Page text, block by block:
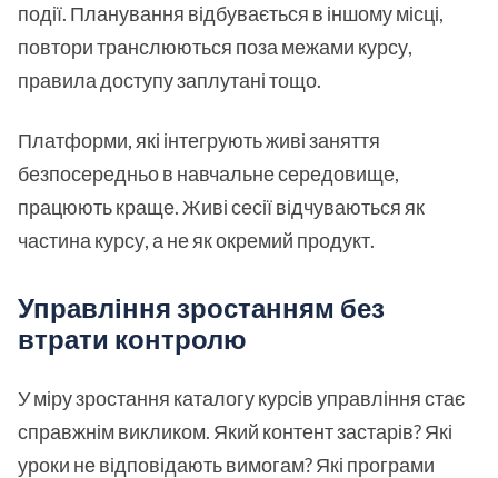
події. Планування відбувається в іншому місці,
повтори транслюються поза межами курсу,
правила доступу заплутані тощо.
Платформи, які інтегрують живі заняття
безпосередньо в навчальне середовище,
працюють краще. Живі сесії відчуваються як
частина курсу, а не як окремий продукт.
Управління зростанням без
втрати контролю
У міру зростання каталогу курсів управління стає
справжнім викликом. Який контент застарів? Які
уроки не відповідають вимогам? Які програми